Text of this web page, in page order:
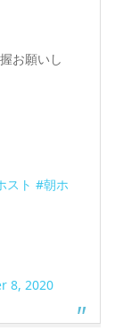
お願いし
スト #朝ホ
8, 2020